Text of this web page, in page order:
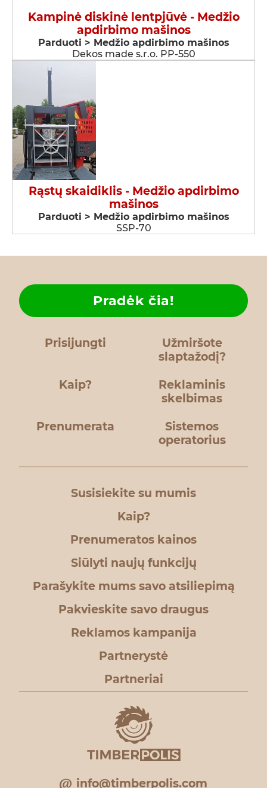
Kampinė diskinė lentpjūvė - Medžio
apdirbimo mašinos
Parduoti > Medžio apdirbimo mašinos
Dekos made s.r.o. PP-550
Rąstų skaidiklis - Medžio apdirbimo
mašinos
Parduoti > Medžio apdirbimo mašinos
SSP-70
Prisijungti
Užmiršote
slaptažodį?
Kaip?
Pradėk čia!
Reklaminis
skelbimas
Prenumerata
Sistemos
operatorius
Susisiekite su mumis
Kaip?
Prenumeratos kainos
Siūlyti naujų funkcijų
Parašykite mums savo atsiliepimą
Pakvieskite savo draugus
Reklamos kampanija
Partnerystė
Partneriai
info@timberpolis.com